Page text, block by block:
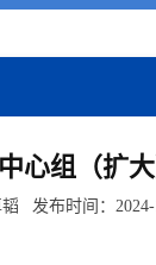
心组（扩
发布时间：2024-